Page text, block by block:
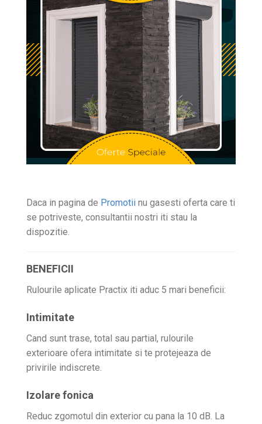
Daca in pagina de Promotii nu gasesti oferta care ti
se potriveste, consultantii nostri iti stau la
dispozitie.
BENEFICII
Rulourile aplicate Practix iti aduc 5 mari beneficii:
Intimitate
Cand sunt trase, total sau partial, rulourile
exterioare ofera intimitate si te protejeaza de
privirile indiscrete.
Izolare fonica
Reduc zgomotul din exterior cu pana la 10 dB. La